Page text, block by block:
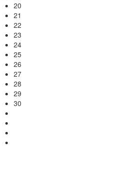
20
21
22
23
24
25
26
27
28
29
30